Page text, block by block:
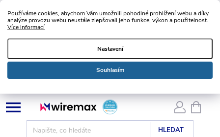
Používáme cookies, abychom Vám umožnili pohodlné prohlížení webu a díky
analýze provozu webu neustále zlepšovali jeho funkce, výkon a použitelnost.
Více informací
Nastavení
Souhlasím
Přejít
na
HLEDAT
KOŠÍK